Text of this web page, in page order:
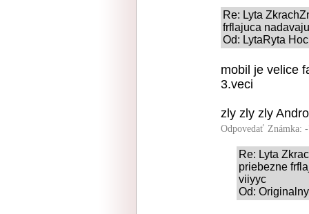
Re: Lyta
frflajuca
Od: LytaRyta
mobil je velice
3.veci
zly zly zly
Odpovedať Známka:
Re: Lyta
priebezne
viiyyc
Od: